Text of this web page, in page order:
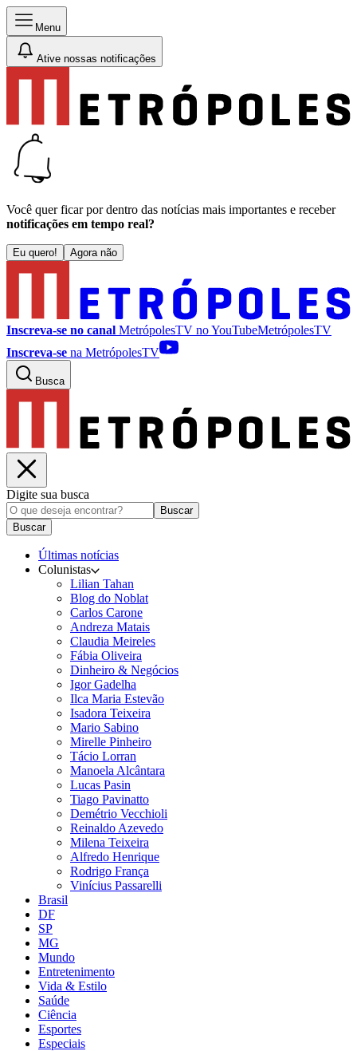
Menu
Ative nossas notificações
Você quer ficar por dentro das notícias mais importantes e receber
notificações em tempo real?
Eu quero! Agora não
Inscreva-se no canal MetrópolesTV noYouTubeMetrópolesTV
Inscreva-se na MetrópolesTV
Busca
Digite sua busca
Buscar
Buscar
Últimas notícias
Colunistas
Lilian Tahan
Blog do Noblat
Carlos Carone
Andreza Matais
Claudia Meireles
Fábia Oliveira
Dinheiro & Negócios
Igor Gadelha
Ilca Maria Estevão
Isadora Teixeira
Mario Sabino
Mirelle Pinheiro
Tácio Lorran
Manoela Alcântara
Lucas Pasin
Tiago Pavinatto
Demétrio Vecchioli
Reinaldo Azevedo
Milena Teixeira
Alfredo Henrique
Rodrigo França
Vinícius Passarelli
Brasil
DF
SP
MG
Mundo
Entretenimento
Vida & Estilo
Saúde
Ciência
Esportes
Especiais